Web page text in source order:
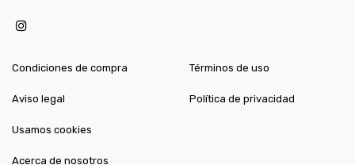
Condiciones de compra
Aviso legal
Términos de uso
Política de privacidad
Usamos cookies
Acerca de nosotros